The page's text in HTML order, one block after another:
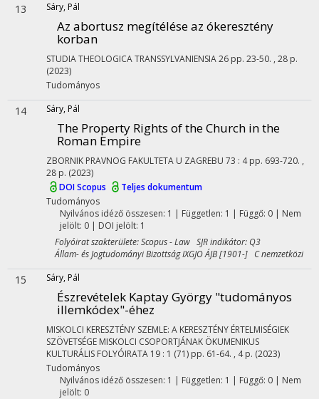
13 Sáry, Pál
Az abortusz megítélése az ókeresztény
korban
STUDIA THEOLOGICA TRANSSYLVANIENSIA26 pp. 23-50. , 28 p.
(2023)
Tudományos
14 Sáry, Pál
The Property Rights of the Church in the
Roman Empire
ZBORNIK PRAVNOG FAKULTETA U ZAGREBU 73 : 4 pp. 693-720. ,
28 p. (2023)
DOIScopus
Teljes dokumentum
Tudományos
Nyilvános idéző összesen: 1 | Független: 1 | Függő: 0 | Nem
jelölt: 0 | DOI jelölt: 1
Folyóirat szakterülete: Scopus - Law SJR indikátor: Q3
Állam- és Jogtudományi Bizottság IXGJO ÁJB [1901-] C nemzetközi
15 Sáry, Pál
Észrevételek Kaptay György "tudományos
illemkódex"-éhez
MISKOLCI KERESZTÉNY SZEMLE: A KERESZTÉNY ÉRTELMISÉGIEK
SZÖVETSÉGE MISKOLCI CSOPORTJÁNAK ÖKUMENIKUS
KULTURÁLIS FOLYÓIRATA 19 : 1 (71) pp. 61-64. , 4 p. (2023)
Tudományos
Nyilvános idéző összesen: 1 | Független: 1 | Függő: 0 | Nem
jelölt: 0